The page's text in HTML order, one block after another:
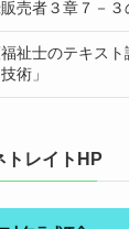
売者３章７－３
祉士のテキス
術」
トレイトHP